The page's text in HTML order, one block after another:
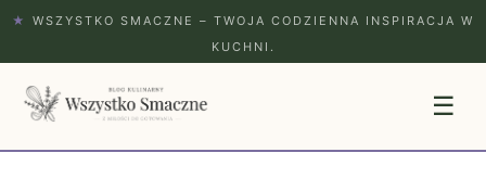
★
WSZYSTKO SMACZNE – TWOJA CODZIENNA INSPIRACJA W
KUCHNI.
☰